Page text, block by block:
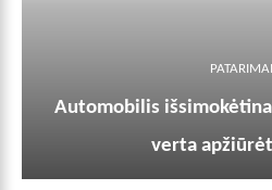
PATARIMAI
Automobilis
verta